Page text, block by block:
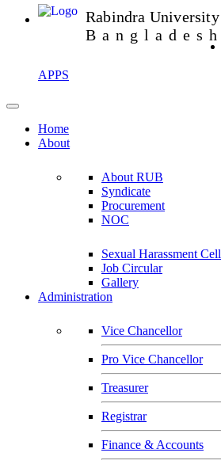
Rabindra University
Bangladesh
APPS
Home
About
About RUB
Syndicate
Procurement
NOC
Sexual Harassment Cell
Job Circular
Gallery
Administration
Vice Chancellor
Pro Vice Chancellor
Treasurer
Registrar
Finance & Accounts